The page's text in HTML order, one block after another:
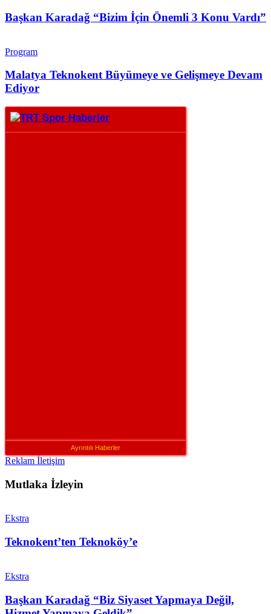
Başkan Karadağ “Bizim İçin Önemli 3 Konu Vardı”
Program
Malatya Teknokent Büyümeye ve Gelişmeye Devam
Ediyor
Ayrıntılı Haberler
Reklam İletişim
Mutlaka İzleyin
Ekstra
Teknokent’ten Teknoköy’e
Ekstra
Başkan Karadağ “Biz Siyaset Yapmaya Değil,